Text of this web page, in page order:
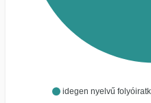
idegen nyelvű